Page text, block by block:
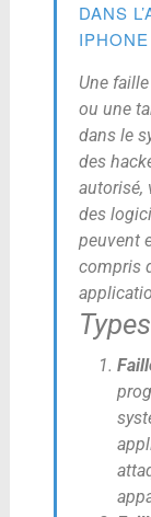
DANS
Une
ou une
dans le
des
autorisé,
des
peuvent
compris